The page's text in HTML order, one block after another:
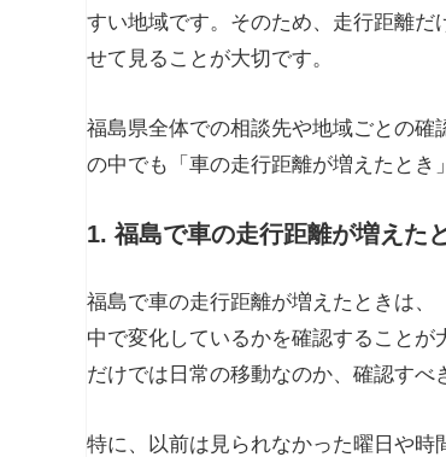
すい地域です。そのため、走行距離
せて見ることが大切です。
福島県全体での相談先や地域ごとの
の中でも「車の走行距離が増えたとき
1. 福島で車の走行距離が増えた
福島で車の走行距離が増えたときは
中で変化しているかを確認すること
だけでは日常の移動なのか、確認すべ
特に、以前は見られなかった曜日や